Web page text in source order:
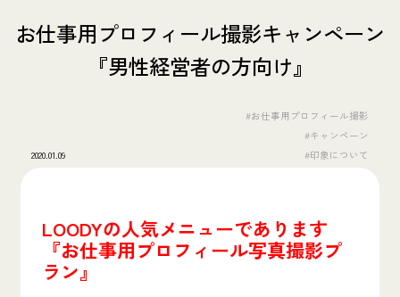
お仕事用プロフィール撮影キャンペーン
『男性経営者の方向け』
2020.01.09
#お仕事用プロフィール撮影
#キャンペーン
#印象について
LOODYの人気メニューであります
『お仕事用プロフィール写真撮影プ
ラン』